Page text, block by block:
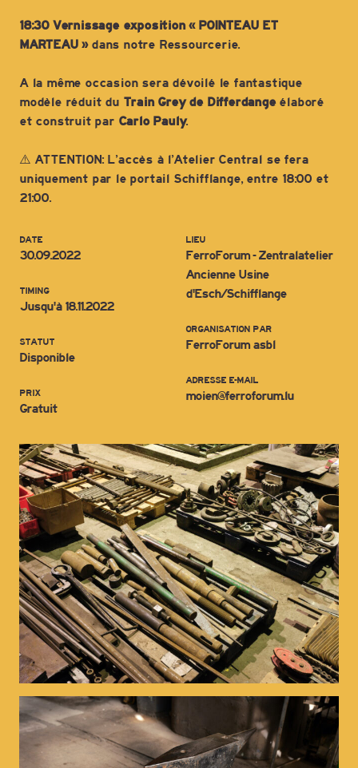
18:30 Vernissage exposition « POINTEAU ET
MARTEAU » dans notre Ressourcerie.
A la même occasion sera dévoilé le fantastique
modèle réduit du Train Grey de Differdangeélaboré
et construit par Carlo Pauly.
⚠️ ATTENTION: L’accès à l’Atelier Central se fera
uniquement par le portail Schifflange, entre 18:00 et
21:00.
DATE
30.09.2022
TIMING
Jusqu'à 18.11.2022
STATUT
Disponible
PRIX
Gratuit
LIEU
FerroForum - Zentralatelier
Ancienne Usine
d'Esch/Schifflange
ORGANISATION PAR
FerroForum asbl
ADRESSE E-MAIL
moien@ferroforum.lu